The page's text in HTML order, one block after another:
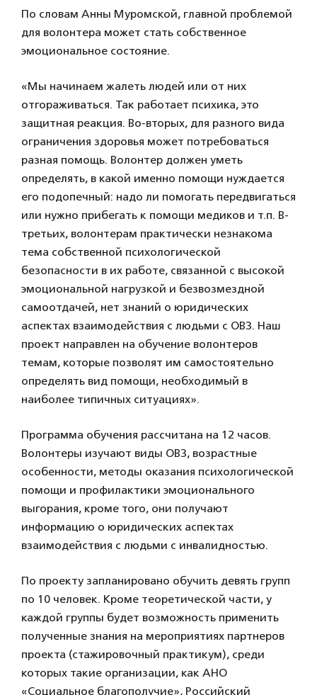
По словам Анны Муромской, главной проблемой
для волонтера может стать собственное
эмоциональное состояние.
«Мы начинаем жалеть людей или от них
отгораживаться. Так работает психика, это
защитная реакция. Во-вторых, для разного вида
ограничения здоровья может потребоваться
разная помощь. Волонтер должен уметь
определять, в какой именно помощи нуждается
его подопечный: надо ли помогать передвигаться
или нужно прибегать к помощи медиков и т.п. В-
третьих, волонтерам практически незнакома
тема собственной психологической
безопасности в их работе, связанной с высокой
эмоциональной нагрузкой и безвозмездной
самоотдачей, нет знаний о юридических
аспектах взаимодействия с людьми с ОВЗ. Наш
проект направлен на обучение волонтеров
темам, которые позволят им самостоятельно
определять вид помощи, необходимый в
наиболее типичных ситуациях».
Программа обучения рассчитана на 12 часов.
Волонтеры изучают виды ОВЗ, возрастные
особенности, методы оказания психологической
помощи и профилактики эмоционального
выгорания, кроме того, они получают
информацию о юридических аспектах
взаимодействия с людьми с инвалидностью.
По проекту запланировано обучить девять групп
по 10 человек. Кроме теоретической части, у
каждой группы будет возможность применить
полученные знания на мероприятиях партнеров
проекта (стажировочный практикум), среди
которых такие организации, как АНО
«Социальное благополучие», Российский